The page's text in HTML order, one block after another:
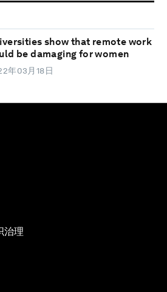
show that remote work
be damaging for women
年03月18日
治理